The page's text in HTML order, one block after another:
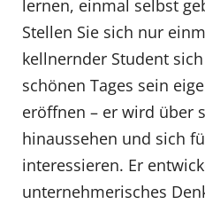
lernen, einmal selbst
Stellen Sie sich nur
kellnernder Student
schönen Tages sein
eröffnen – er wird über
hinaussehen und sich
interessieren. Er
unternehmerisches